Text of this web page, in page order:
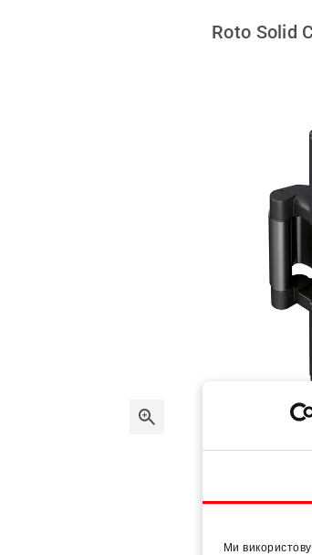
Ми
Roto Solid
Roto Solid C